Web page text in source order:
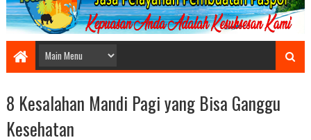
8 Kesalahan Mandi Pagi yang Bisa Ganggu
Kesehatan